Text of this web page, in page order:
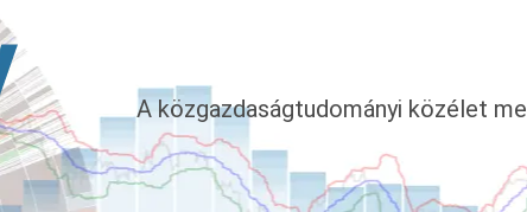
A közgazdaságtudományi közélet